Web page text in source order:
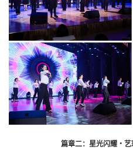
篇章二：星光闪耀・